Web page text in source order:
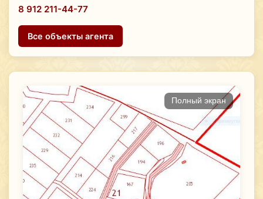
Полный экран
8 912 211-44-77
Все объекты агента